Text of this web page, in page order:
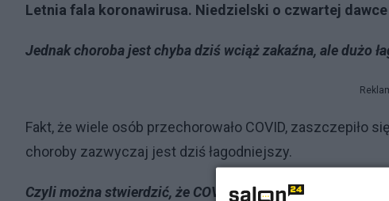
Letnia fala koronawirusa. Niedzielski o czwartej
Jednak choroba jest chyba dziś wciąż zakaźna, ale dużo
Fakt, że wiele osób przechorowało COVID, zaszczepiło
choroby zazwyczaj jest dziś łagodniejszy.
Czyli można stwierdzić, że COVID stał się taką trochę